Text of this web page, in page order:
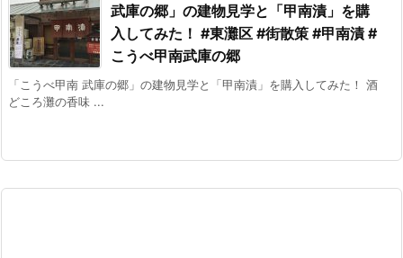
武庫の郷」の建物見学と「甲南漬」を購
入してみた！ #東灘区 #街散策 #甲南漬 #
こうべ甲南武庫の郷
「こうべ甲南 武庫の郷」の建物見学と「甲南漬」を購入してみた！ 酒
どころ灘の香味 ...